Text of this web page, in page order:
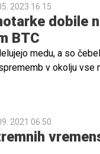
ki v kmetijstvu
2023 16.15
dobile
BTC
medu, a so
v okolju vse
2021 06.50